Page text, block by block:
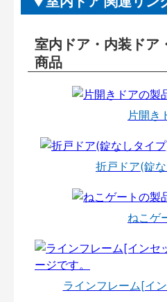
室内ドア・内装ドア
商品
片開き
折戸ドア(錠
ねこゲ
ラインフレーム[イ